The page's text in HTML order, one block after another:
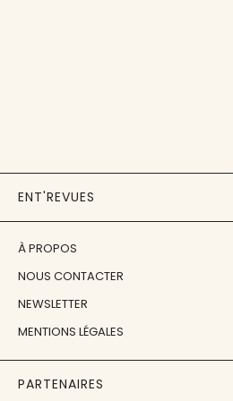
ENT'REVUES
À PROPOS
NOUS CONTACTER
NEWSLETTER
MENTIONS LÉGALES
PARTENAIRES